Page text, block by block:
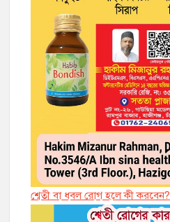
শ্বেতী বা ধবল রোগ হলে কী করবেন?